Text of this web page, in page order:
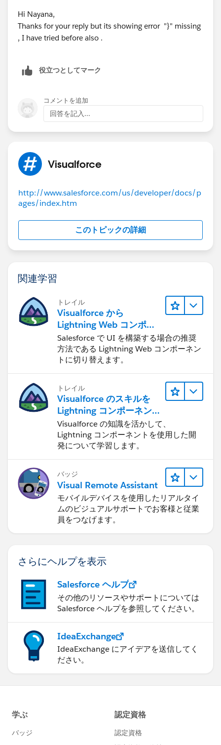
Hi Nayana,
Thanks for your reply but its showing error "}" missing
, I have tried before also .
役立つとしてマーク
コメントを追加
回答を記入...
Visualforce
http://www.salesforce.com/us/developer/docs/p
ages/index.htm
このトピックの詳細
関連学習
トレイル
Visualforce から
Lightning Web コンポー
ネントへの移行
Salesforce で UI を構築する場合の推奨
方法である Lightning Web コンポーネン
トに切り替えます。
トレイル
Visualforce のスキルを
Lightning コンポーネント
に応用する
Visualforce の知識を活かして、
Lightning コンポーネントを使用した開
発について学習します。
バッジ
Visual Remote Assistant
モバイルデバイスを使用したリアルタイ
ムのビジュアルサポートでお客様と従業
員をつなげます。
さらにヘルプを表示
Salesforce ヘルプ
その他のリソースやサポートについては
Salesforce ヘルプを参照してください。
IdeaExchange
IdeaExchange にアイデアを送信してく
ださい。